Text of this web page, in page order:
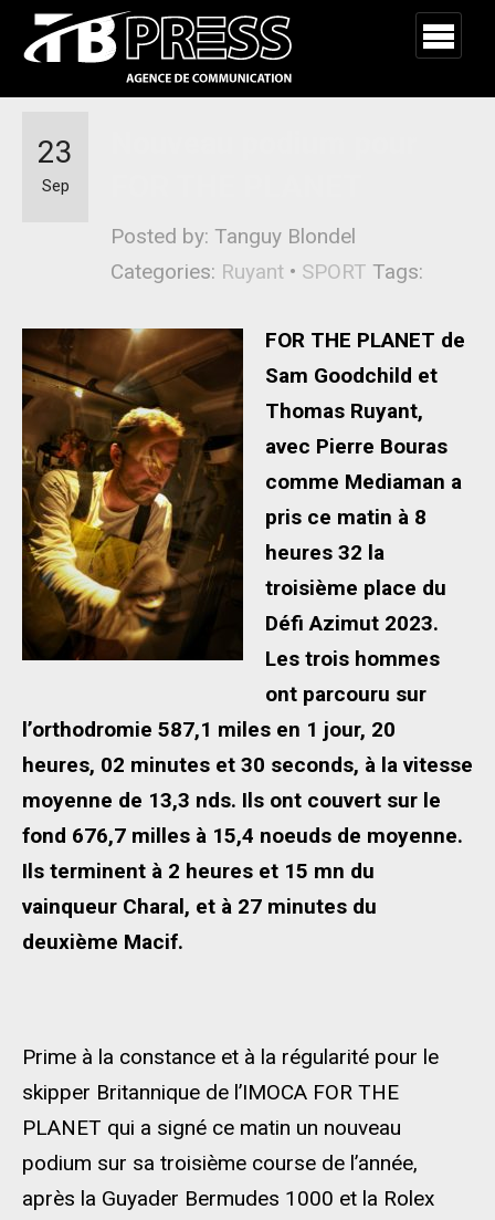
Posted by: Tanguy Blondel
Categories: Ruyant • SPORT Tags:
23
Sep
FOR THE PLANET de
Sam Goodchild et
Thomas Ruyant,
avec Pierre Bouras
comme Mediaman a
pris ce matin à 8
heures 32 la
troisième place du
Défi Azimut 2023.
Les trois hommes
ont parcouru sur
l’orthodromie 587,1 miles en 1 jour, 20
heures, 02 minutes et 30 seconds, à la vitesse
moyenne de 13,3 nds. Ils ont couvert sur le
fond 676,7 milles à 15,4 noeuds de moyenne.
Ils terminent à 2 heures et 15 mn du
vainqueur Charal, et à 27 minutes du
deuxième Macif.
Prime à la constance et à la régularité pour le
skipper Britannique de l’IMOCA FOR THE
PLANET qui a signé ce matin un nouveau
podium sur sa troisième course de l’année,
après la Guyader Bermudes 1000 et la Rolex